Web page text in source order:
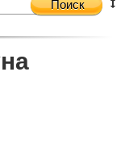
Поиск